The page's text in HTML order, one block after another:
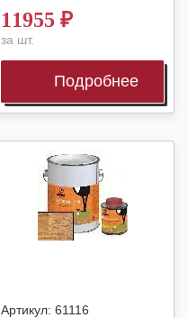
11955 ₽
за шт.
Подробнее
Артикул: 61116